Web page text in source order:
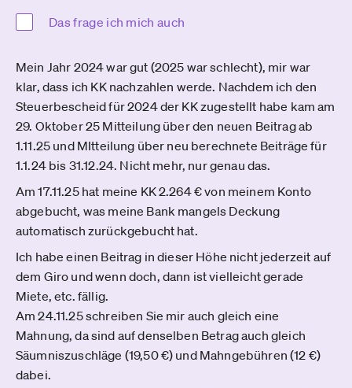
Das frage ich mich auch
Mein Jahr 2024 war gut (2025 war schlecht), mir war
klar, dass ich KK nachzahlen werde. Nachdem ich den
Steuerbescheid für 2024 der KK zugestellt habe kam am
29. Oktober 25 Mitteilung über den neuen Beitrag ab
1.11.25 und MItteilung über neu berechnete Beiträge für
1.1.24 bis 31.12.24. Nicht mehr, nur genau das.
Am 17.11.25 hat meine KK 2.264 € von meinem Konto
abgebucht, was meine Bank mangels Deckung
automatisch zurückgebucht hat.
Ich habe einen Beitrag in dieser Höhe nicht jederzeit auf
dem Giro und wenn doch, dann ist vielleicht gerade
Miete, etc. fällig.
Am 24.11.25 schreiben Sie mir auch gleich eine
Mahnung, da sind auf denselben Betrag auch gleich
Säumniszuschläge (19,50 €) und Mahngebühren (12 €)
dabei.